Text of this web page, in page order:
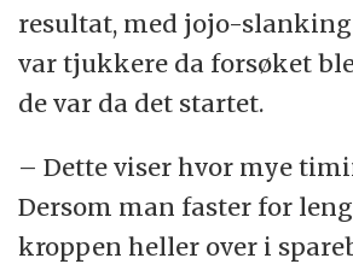
resultat, med jojo-slanking
var tjukkere da forsøket
de var da det startet.
– Dette viser hvor mye
Dersom man faster for
kroppen heller over i